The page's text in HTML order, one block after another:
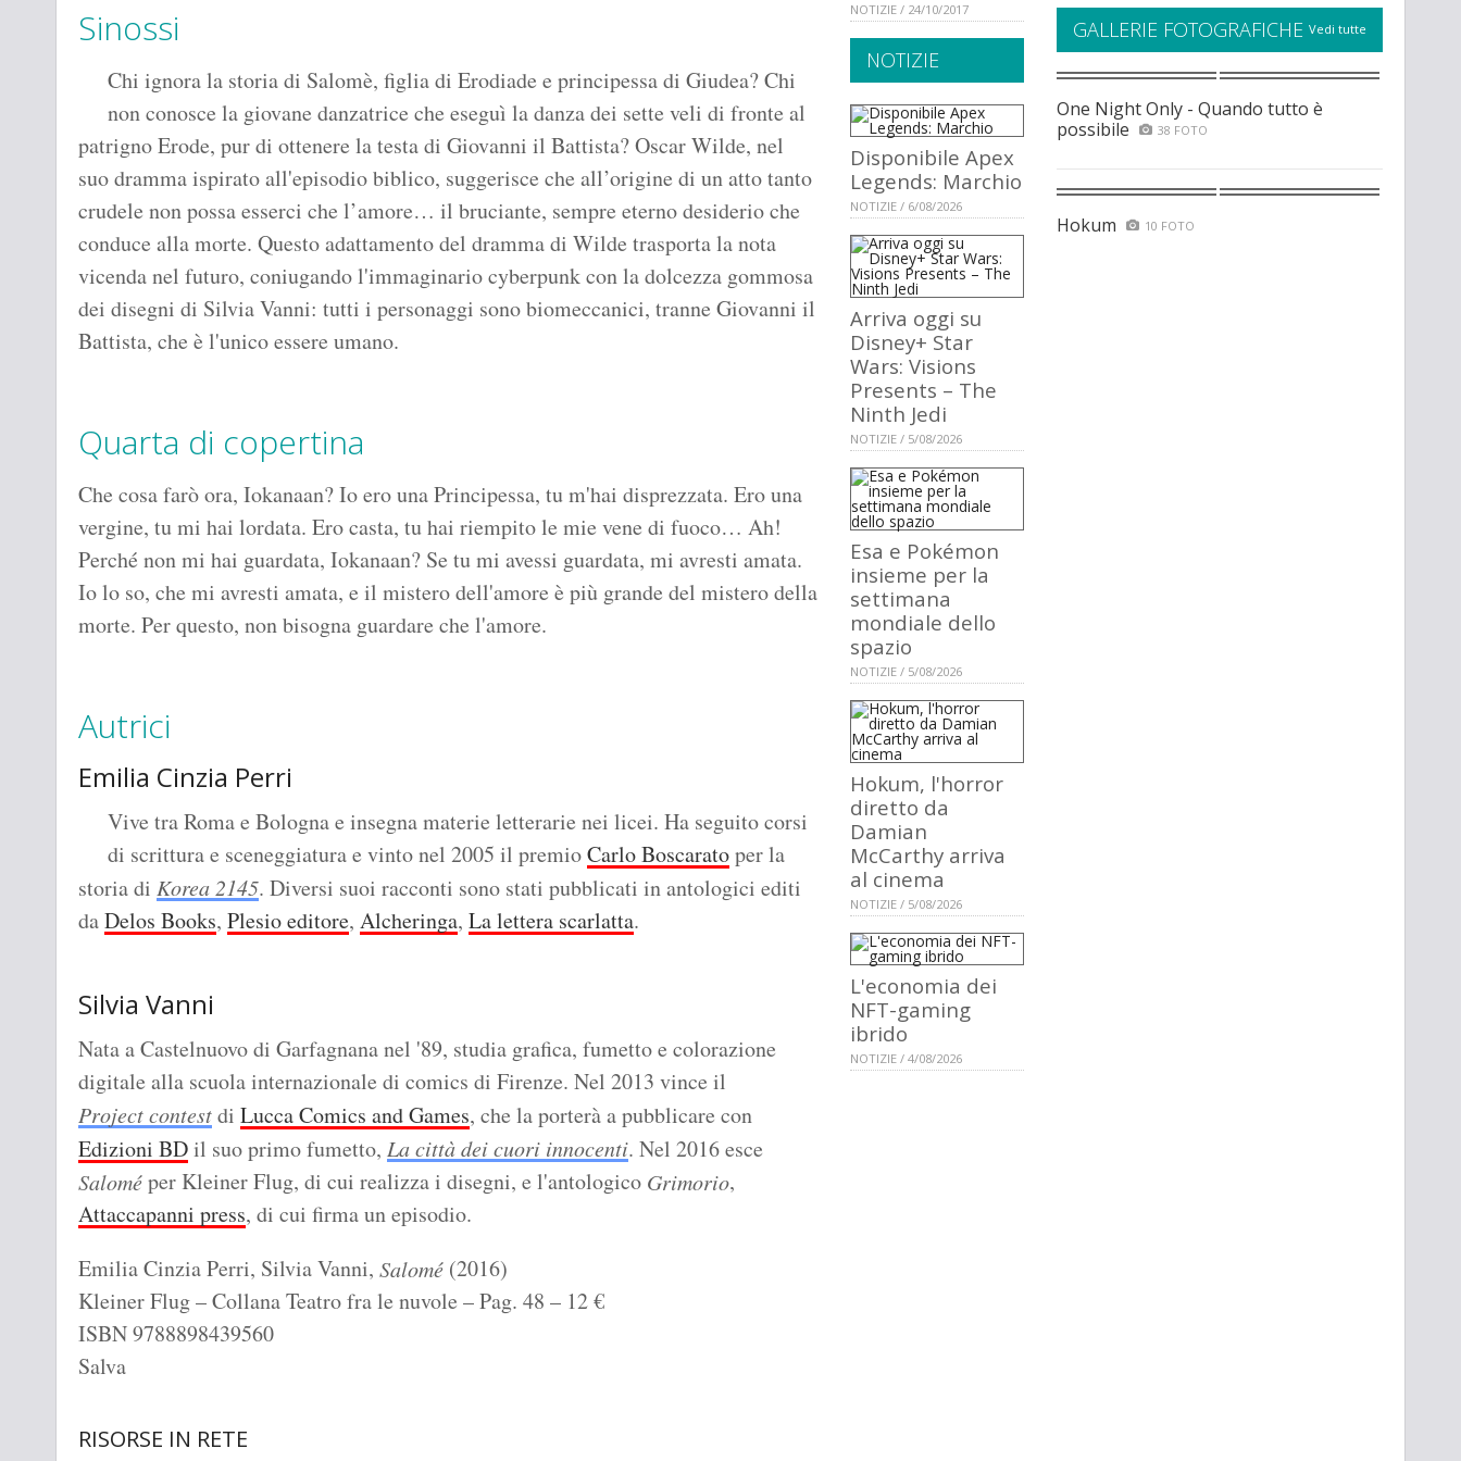
Sinossi
Chi ignora la storia di Salomè, figlia di Erodiade e principessa di Giudea? Chi
non conosce la giovane danzatrice che eseguì la danza dei sette veli di fronte al
patrigno Erode, pur di ottenere la testa di Giovanni il Battista? Oscar Wilde, nel
suo dramma ispirato all'episodio biblico, suggerisce che all’origine di un atto tanto
crudele non possa esserci che l’amore… il bruciante, sempre eterno desiderio che
conduce alla morte. Questo adattamento del dramma di Wilde trasporta la nota
vicenda nel futuro, coniugando l'immaginario cyberpunk con la dolcezza gommosa
dei disegni di Silvia Vanni: tutti i personaggi sono biomeccanici, tranne Giovanni il
Battista, che è l'unico essere umano.
Quarta di copertina
Che cosa farò ora, Iokanaan? Io ero una Principessa, tu m'hai disprezzata. Ero una
vergine, tu mi hai lordata. Ero casta, tu hai riempito le mie vene di fuoco… Ah!
Perché non mi hai guardata, Iokanaan? Se tu mi avessi guardata, mi avresti amata.
Io lo so, che mi avresti amata, e il mistero dell'amore è più grande del mistero della
morte. Per questo, non bisogna guardare che l'amore.
Autrici
Emilia Cinzia Perri
Vive tra Roma e Bologna e insegna materie letterarie nei licei. Ha seguito corsi
di scrittura e sceneggiatura e vinto nel 2005 il premioCarlo Boscaratoper la
storia di Korea 2145. Diversi suoi racconti sono stati pubblicati in antologici editi
daDelos Books, Plesio editore, Alcheringa, La lettera scarlatta.
Silvia Vanni
Nata a Castelnuovo di Garfagnana nel '89, studia grafica, fumetto e colorazione
digitale alla scuola internazionale di comics di Firenze. Nel 2013 vince il
Project contestdi Lucca Comics and Games, che la porterà a pubblicare con
Edizioni BDil suo primo fumetto, La città dei cuori innocenti. Nel 2016 esce
Saloméper Kleiner Flug, di cui realizza i disegni, e l'antologico Grimorio,
Attaccapanni press, di cui firma un episodio.
Emilia Cinzia Perri, Silvia Vanni, Salomé (2016)
Kleiner Flug – Collana Teatro fra le nuvole – Pag. 48 – 12 €
ISBN 9788898439560
Salva
RISORSE IN RETE
NOTIZIE / 24/10/2017
NOTIZIE
Disponibile Apex
Legends: Marchio
NOTIZIE / 6/08/2026
Arriva oggi su
Disney+ Star
Wars: Visions
Presents – The
Ninth Jedi
NOTIZIE / 5/08/2026
Esa e Pokémon
insieme per la
settimana
mondiale dello
spazio
NOTIZIE / 5/08/2026
Hokum, l'horror
diretto da
Damian
McCarthy arriva
al cinema
NOTIZIE / 5/08/2026
L'economia dei
NFT-gaming
ibrido
NOTIZIE / 4/08/2026
GALLERIE FOTOGRAFICHE Vedi tutte
One Night Only - Quando tutto è
possibile
38 FOTO
Hokum 10 FOTO